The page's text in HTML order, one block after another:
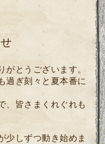
とうございます。
過ぎ刻々と夏本番に
、皆さまくれぐれも
少しずつ動き始めま